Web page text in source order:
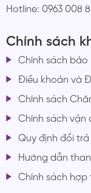
Hotline: 0963 008
Chính sách
Chính sách
Điều khoản và
Chính sách
Chính sách vận
Quy định đổi trả
Hướng dẫn
Chính sách